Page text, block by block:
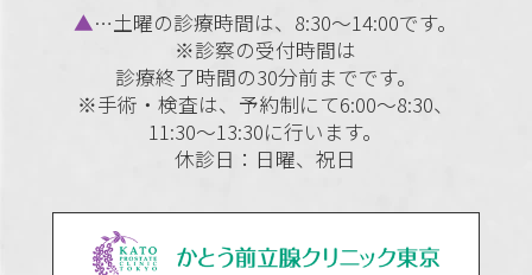
▲…土曜の診療時間は、8:30～14:00です。
※診察の受付時間は
診療終了時間の30分前までです。
※手術・検査は、予約制にて6:00～8:30、
11:30～13:30に行います。
休診日：日曜、祝日